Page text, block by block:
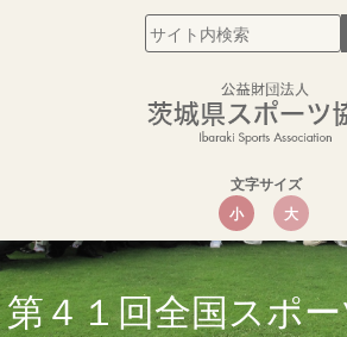
文字サイズ
小
大
第４１回全国スポ